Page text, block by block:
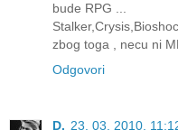
bude RPG ...
zbog toga , necu ni
Odgovori
D. 23. 03. 2010.